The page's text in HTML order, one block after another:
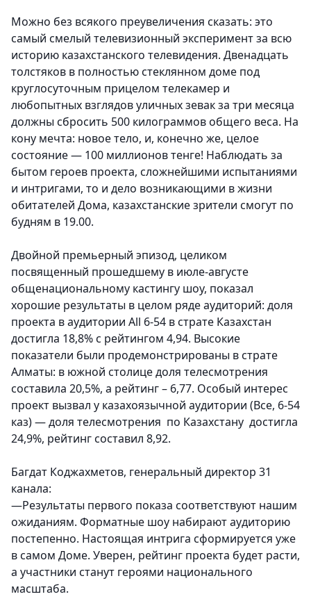
Можно без всякого преувеличения сказать: это
самый смелый телевизионный эксперимент за всю
историю казахстанского телевидения. Двенадцать
толстяков в полностью стеклянном доме под
круглосуточным прицелом телекамер и
любопытных взглядов уличных зевак за три месяца
должны сбросить 500 килограммов общего веса. На
кону мечта: новое тело, и, конечно же, целое
состояние — 100 миллионов тенге! Наблюдать за
бытом героев проекта, сложнейшими испытаниями
и интригами, то и дело возникающими в жизни
обитателей Дома, казахстанские зрители смогут по
будням в 19.00.
Двойной премьерный эпизод, целиком
посвященный прошедшему в июле-августе
общенациональному кастингу шоу, показал
хорошие результаты в целом ряде аудиторий: доля
проекта в аудитории Аll 6-54 в страте Казахстан
достигла 18,8% c рейтингом 4,94. Высокие
показатели были продемонстрированы в страте
Алматы: в южной столице доля телесмотрения
составила 20,5%, а рейтинг – 6,77. Особый интерес
проект вызвал у казахоязычной аудитории (Все, 6-54
каз) — доля телесмотрения по Казахстану достигла
24,9%, рейтинг составил 8,92.
Багдат Коджахметов, генеральный директор 31
канала:
—Результаты первого показа соответствуют нашим
ожиданиям. Форматные шоу набирают аудиторию
постепенно. Настоящая интрига сформируется уже
в самом Доме. Уверен, рейтинг проекта будет расти,
а участники станут героями национального
масштаба.